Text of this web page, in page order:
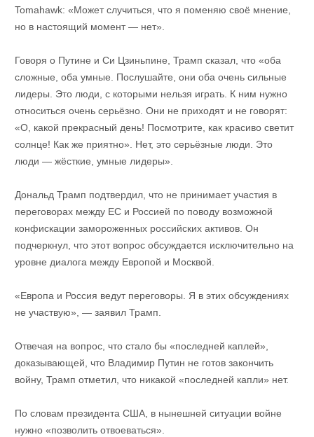
Tomahawk: «Может случиться, что я поменяю своё мнение,
но в настоящий момент — нет».
Говоря о Путине и Си Цзиньпине, Трамп сказал, что «оба
сложные, оба умные. Послушайте, они оба очень сильные
лидеры. Это люди, с которыми нельзя играть. К ним нужно
относиться очень серьёзно. Они не приходят и не говорят:
«О, какой прекрасный день! Посмотрите, как красиво светит
солнце! Как же приятно». Нет, это серьёзные люди. Это
люди — жёсткие, умные лидеры».
Дональд Трамп подтвердил, что не принимает участия в
переговорах между ЕС и Россией по поводу возможной
конфискации замороженных российских активов. Он
подчеркнул, что этот вопрос обсуждается исключительно на
уровне диалога между Европой и Москвой.
«Европа и Россия ведут переговоры. Я в этих обсуждениях
не участвую», — заявил Трамп.
Отвечая на вопрос, что стало бы «последней каплей»,
доказывающей, что Владимир Путин не готов закончить
войну, Трамп отметил, что никакой «последней капли» нет.
По словам президента США, в нынешней ситуации войне
нужно «позволить отвоеваться».